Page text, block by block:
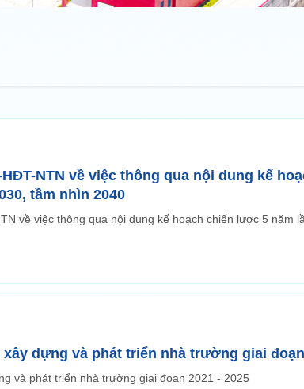
NTN về việc thông qua nội dung kế
tầm nhìn 2040
về việc thông qua nội dung kế hoạch chiến lược 5 năm
dựng và phát triển nhà trường giai đoạn
và phát triển nhà trường giai đoạn 2021 - 2025